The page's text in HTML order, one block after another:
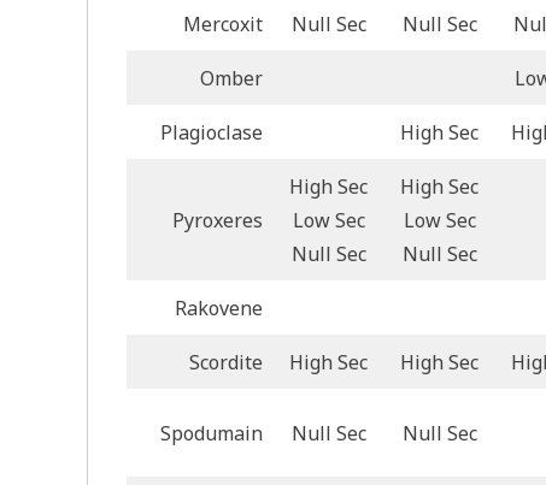
Mercoxit Null Sec Null Sec
Omber
Plagioclase High Sec
Pyroxeres
High Sec
Low Sec
Null Sec
High Sec
Low Sec
Null Sec
Rakovene
Scordite High Sec High Sec
Spodumain Null Sec Null Sec